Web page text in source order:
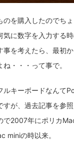
のを購入したのでち
気に数字を入力する
事を考えたら、最初
・・・って事で。
ルキーボードなんて
すが、過去記事を参
で2007年にポリカ
miniの時以来。